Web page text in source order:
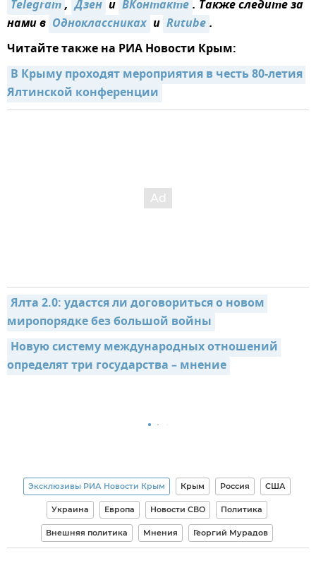
Telegram, Дзен и ВКонтакте. Также следите за
нами в Одноклассниках и Rutube.
Читайте также на РИА Новости Крым:
В Крыму проходят мероприятия в честь 80-летия
Ялтинской конференции
Ялта 2.0: удастся ли договориться о новом
миропорядке без большой войны
Новую систему международных отношений
определят три государства – мнение
Эксклюзивы РИА Новости Крым Крым Россия США
Украина Европа Новости СВО Политика
Внешняя политика Мнения Георгий Мурадов